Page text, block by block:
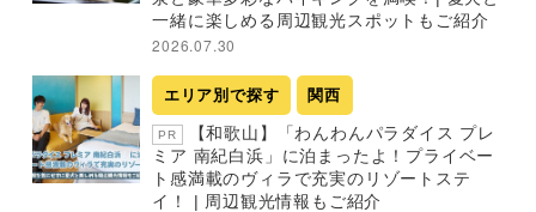
一緒に楽しめる周辺観光スポットもご紹介
2026.07.30
エリア別で探す 関西
PR
【和歌山】「わんわんパラダイス プレ
ミア 南紀白浜」に泊まったよ！プライベー
ト感満載のヴィラで充実のリゾートステ
イ！ | 周辺観光情報もご紹介